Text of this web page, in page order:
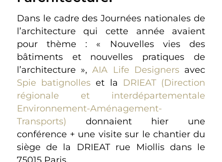
Dans le cadre des Journées nationales de
l’architecture qui cette année avaient
pour thème : « Nouvelles vies des
bâtiments et nouvelles pratiques de
l’architecture »,AIA Life Designers avec
Spie batignolleset la DRIEAT (Direction
régionale et interdépartementale
Environnement-Aménagement-
Transports) donnaient hier une
conférence + une visite sur le chantier du
siège de la DRIEAT rue Miollis dans le